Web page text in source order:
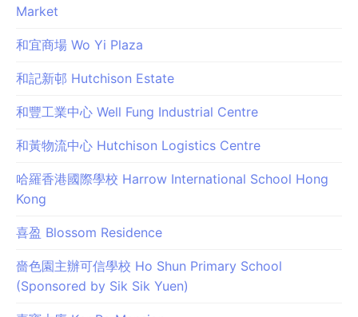
Market
和宜商場 Wo Yi Plaza
和記新邨 Hutchison Estate
和豐工業中心 Well Fung Industrial Centre
和黃物流中心 Hutchison Logistics Centre
哈羅香港國際學校 Harrow International School Hong
Kong
喜盈 Blossom Residence
嗇色園主辦可信學校 Ho Shun Primary School
(Sponsored by Sik Sik Yuen)